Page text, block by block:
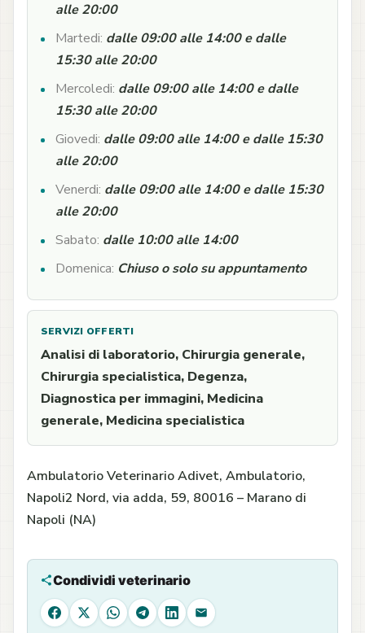
alle 20:00
Martedi: dalle 09:00 alle 14:00 e dalle
15:30 alle 20:00
Mercoledi: dalle 09:00 alle 14:00 e dalle
15:30 alle 20:00
Giovedi: dalle 09:00 alle 14:00 e dalle 15:30
alle 20:00
Venerdi: dalle 09:00 alle 14:00 e dalle 15:30
alle 20:00
Sabato: dalle 10:00 alle 14:00
Domenica: Chiuso o solo su appuntamento
SERVIZI OFFERTI
Analisi di laboratorio, Chirurgia generale,
Chirurgia specialistica, Degenza,
Diagnostica per immagini, Medicina
generale, Medicina specialistica
Ambulatorio Veterinario Adivet, Ambulatorio,
Napoli2 Nord, via adda, 59, 80016 – Marano di
Napoli (NA)
Condividi veterinario
Facebook
X WhatsAppTelegram
LinkedIn
Email